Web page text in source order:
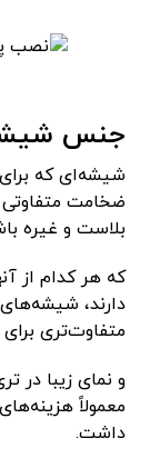
جنس
شیشه‌ای که
ضخامت متفاوتی
بلاست و غیره
که هر کدام از
دارند،
متفاوت‌تری
و نمای زیبا در
معمولاً
داشت.